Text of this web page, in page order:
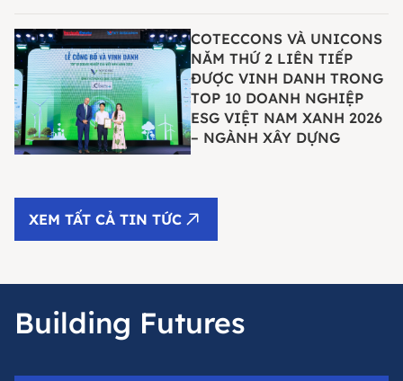
XEM TẤT CẢ TIN TỨC
COTECCONS VÀ UNICONS
NĂM THỨ 2 LIÊN TIẾP
ĐƯỢC VINH DANH TRONG
TOP 10 DOANH NGHIỆP
ESG VIỆT NAM XANH 2026
– NGÀNH XÂY DỰNG
Building Futures